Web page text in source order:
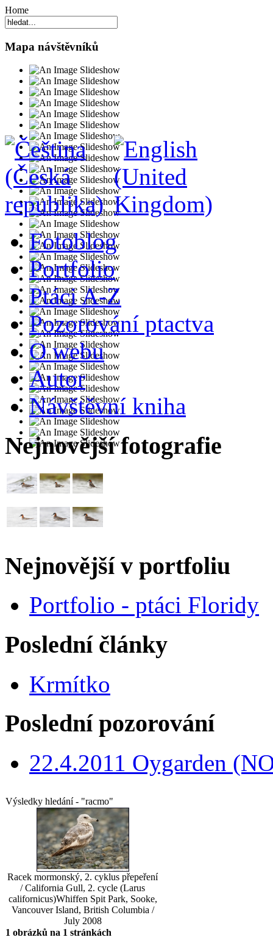
Home
Mapa návštěvníků
Fotoblog
Portfolio
Ptáci A-Z
Pozorování ptactva
O webu
Autor
Návštěvní kniha
Nejnovější fotografie
Nejnovější v portfoliu
Portfolio - ptáci Floridy
Poslední články
Krmítko
Poslední pozorování
22.4.2011 Oygarden
Výsledky hledání - "racmo"
Racek mormonský, 2. cyklus přepeření
/ California Gull, 2. cycle (Larus
californicus)Whiffen Spit Park, Sooke,
Vancouver Island, British Columbia /
July 2008
1 obrázků na 1 stránkách